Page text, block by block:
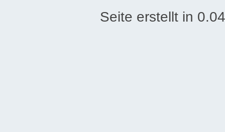
Seite erstellt in